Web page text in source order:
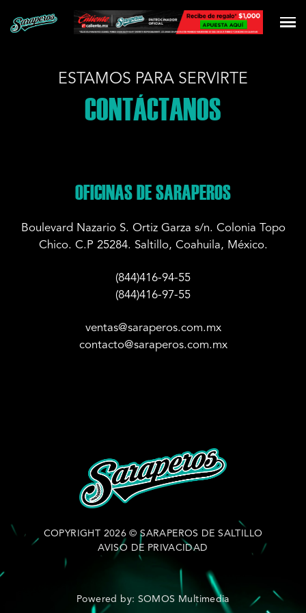
ESTAMOS PARA SERVIRTE
CONTÁCTANOS
OFICINAS DE SARAPEROS
Boulevard Nazario S. Ortiz Garza s/n. Colonia Topo
Chico. C.P 25284. Saltillo, Coahuila, México.
(844)416-94-55
(844)416-97-55
ventas@saraperos.com.mx
contacto@saraperos.com.mx
COPYRIGHT 2026 © SARAPEROS DE SALTILLO
AVISO DE PRIVACIDAD
Powered by: SOMOS Multimedia